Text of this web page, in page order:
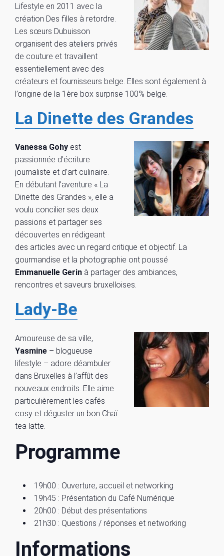
Lifestyle en 2011 avec la
création Des filles à retordre.
Les sœurs Dubuisson
organisent des ateliers privés
de couture et travaillent
essentiellement avec des
créateurs et fournisseurs belge. Elles sont également à
l’origine de la 1ère box surprise 100% belge.
La Dinette des Grandes
Vanessa Gohy est
passionnée d’écriture
journaliste et d’art culinaire.
En débutant l’aventure « La
Dinette des Grandes », elle a
voulu concilier ses deux
passions et partager ses
découvertes en rédigeant
des articles avec un regard critique et objectif. La
gourmandise et la photographie ont poussé
Emmanuelle Gerin à partager des ambiances,
rencontres et saveurs bruxelloises.
Lady-Be
Amoureuse de sa ville,
Yasmine – blogueuse
lifestyle – adore déambuler
dans Bruxelles à l’affût des
nouveaux endroits. Elle aime
particulièrement les cafés
cosy et déguster un bon Chaï
tea latte.
Programme
19h00 : Ouverture, accueil et networking
19h45 : Présentation du Café Numérique
20h00 : Début des présentations
21h30 : Questions / réponses et networking
Informations